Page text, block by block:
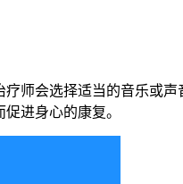
师会选择适当的音乐或
进身心的康复。